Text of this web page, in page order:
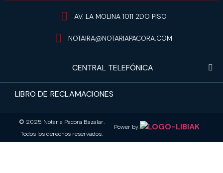
AV. LA MOLINA 1011 2DO PISO
NOTAIRA@NOTARIAPACORA.COM
CENTRAL TELEFÓNICA
LIBRO DE RECLAMACIONES
© 2025 Notaria Pacora Bazalar.
Todos los derechos reservados.
Power by: